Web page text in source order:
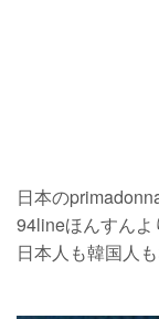
日本の
94lineほんすんよ
日本人も韓国人